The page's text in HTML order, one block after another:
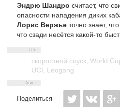
Эндрю Шандро считает, что
опасности нападения диких
Лорис Вержье точно знает,
что сзади несётся какой-то
скоростной спуск World
UCI
Leogang
Поделиться